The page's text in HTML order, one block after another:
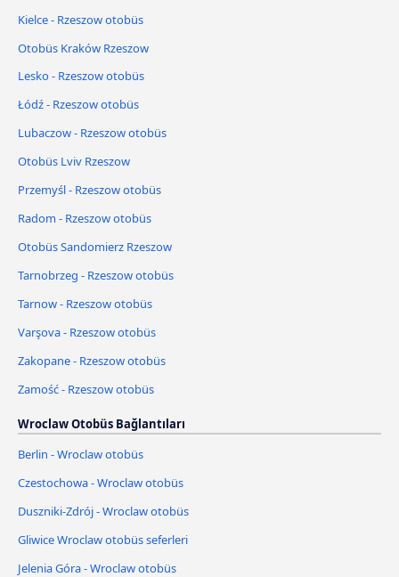
Kielce - Rzeszow otobüs
Otobüs Kraków Rzeszow
Lesko - Rzeszow otobüs
Łódź - Rzeszow otobüs
Lubaczow - Rzeszow otobüs
Otobüs Lviv Rzeszow
Przemyśl - Rzeszow otobüs
Radom - Rzeszow otobüs
Otobüs Sandomierz Rzeszow
Tarnobrzeg - Rzeszow otobüs
Tarnow - Rzeszow otobüs
Varşova - Rzeszow otobüs
Zakopane - Rzeszow otobüs
Zamość - Rzeszow otobüs
Wroclaw Otobüs Bağlantıları
Berlin - Wroclaw otobüs
Czestochowa - Wroclaw otobüs
Duszniki-Zdrój - Wroclaw otobüs
Gliwice Wroclaw otobüs seferleri
Jelenia Góra - Wroclaw otobüs